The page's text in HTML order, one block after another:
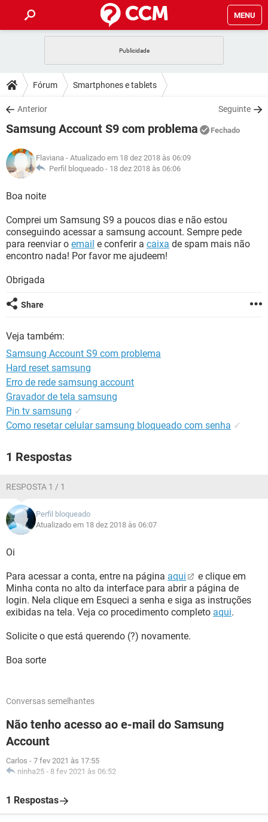
MENU
CELULAR FACEBOOK
OUTLOOK
INSTAGRAM GMAIL
GUIA DE COMPRAS
DICAS
JOGOS WHATSAPP
INSTAGRAM GMAIL
GUIA DE COMPRAS
DOWNLOADS
JOGOS WHATSAPP
CELULAR
OUTLOOK EXCEL
INSTAGRAM
JOGOS WHATSAPP
CELULAR
OUTLOOK
INSTAGRAM GMAIL
GUIA DE COMPRAS
GLOSSÁRIO
OUTLOOK EXCEL
INSTAGRAM GMAIL
Fórum Smartphones e tablets
Anterior Seguinte
Samsung Account S9 com problema Fechado
Flaviana - Atualizado em 18 dez 2018 às 06:09
Perfil bloqueado - 18 dez 2018 às 06:06
Boa noite
Comprei um Samsung S9 a poucos dias e não estou
conseguindo acessar a samsung account. Sempre pede
para reenviar o email e conferir a caixa de spam mais não
encontro nada! Por favor me ajudeem!
Obrigada
Share
Veja também:
Samsung Account S9 com problema
Hard reset samsung
Erro de rede samsung account
Gravador de tela samsung
Pin tv samsung ✓
Como resetar celular samsung bloqueado com senha ✓
1 Respostas
RESPOSTA 1 / 1
Perfil bloqueado
Atualizado em 18 dez 2018 às 06:07
Oi
Para acessar a conta, entre na página aqui
e clique em
Minha conta no alto da interface para abrir a página de
login. Nela clique em Esqueci a senha e siga as instruções
exibidas na tela. Veja co procedimento completo aqui.
Solicite o que está querendo (?) novamente.
Boa sorte
Conversas semelhantes
Não tenho acesso ao e-mail do Samsung
Account
Carlos - 7 fev 2021 às 17:55
ninha25 - 8 fev 2021 às 06:52
1 Respostas